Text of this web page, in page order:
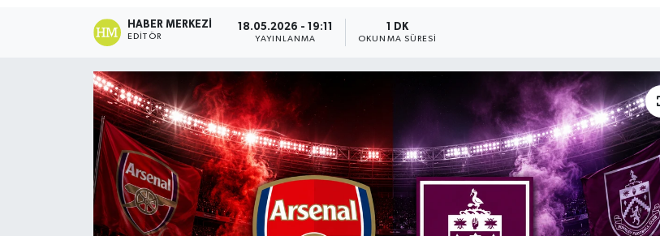
HABER MERKEZI
EDITÖR
18.05.2026 - 19:11
YAYINLANMA
1 DK
OKUNMA SÜRESI
Dursunbey
EKONOMİ